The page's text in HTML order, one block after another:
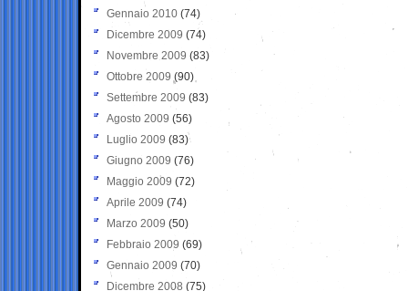
Gennaio 2010 (74)
Dicembre 2009 (74)
Novembre 2009 (83)
Ottobre 2009 (90)
Settembre 2009 (83)
Agosto 2009 (56)
Luglio 2009 (83)
Giugno 2009 (76)
Maggio 2009 (72)
Aprile 2009 (74)
Marzo 2009 (50)
Febbraio 2009 (69)
Gennaio 2009 (70)
Dicembre 2008 (75)